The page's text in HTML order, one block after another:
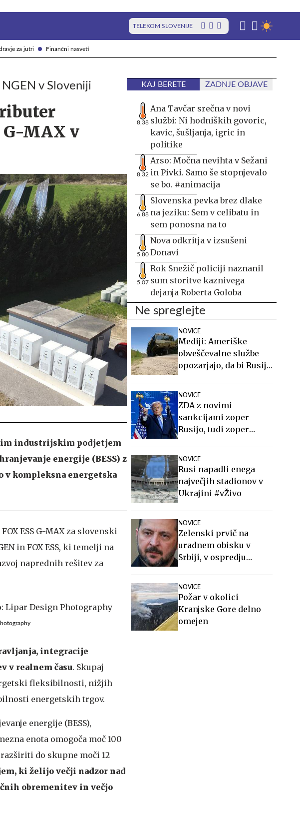
za jutri Finančni nasveti
TELEKOM SLOVENIJE
v Sloveniji
G-MAX v
industrijskim podjetjem
energije (BESS) z
kompleksna energetska
ESS G-MAX za slovenski
in FOX ESS, ki temelji na
naprednih rešitev za
integracije
v realnem času. Skupaj
fleksibilnosti, nižjih
energetskih trgov.
energije (BESS),
enota omogoča moč 100
do skupne moči 12
ki želijo večji nadzor nad
obremenitev in večjo
KAJ BERETE ZADNJE OBJAVE
8,38
Ana Tavčar srečna v novi
službi: Ni hodniških govoric,
kavic, šušljanja, igric in
politike
8,32
Arso: Močna nevihta v Sežani
in Pivki. Samo še stopnjevalo
se bo. #animacija
6,88
Slovenska pevka brez dlake
na jeziku: Sem v celibatu in
sem ponosna na to
5,80
Nova odkritja v izsušeni
Donavi
5,07
Rok Snežič policiji naznanil
sum storitve kaznivega
dejanja Roberta Goloba
Ne spreglejte
NOVICE
Mediji: Ameriške
obveščevalne službe
opozarjajo, da bi Rusija
NOVICE
ZDA z novimi
sankcijami zoper
Rusijo, tudi zoper
NOVICE
Rusi napadli enega
največjih stadionov v
Ukrajini #vŽivo
NOVICE
Zelenski prvič na
uradnem obisku v
Srbiji, v ospredju
prihodnost
NOVICE
Požar v okolici
Kranjske Gore delno
omejen